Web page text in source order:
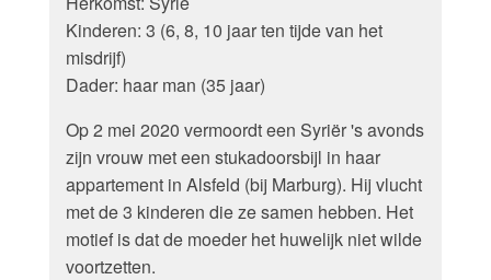
Kinderen: 3 (6, 8, 10 jaar ten tijde van het
misdrijf)
Dader: haar man (35 jaar)
Op 2 mei 2020 vermoordt een Syriër 's avonds
zijn vrouw met een stukadoorsbijl in haar
appartement in Alsfeld (bij Marburg). Hij vlucht
met de 3 kinderen die ze samen hebben. Het
motief is dat de moeder het huwelijk niet wilde
voortzetten.